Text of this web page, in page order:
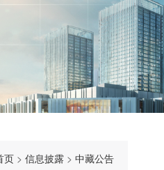
页 > 信息披露 > 中藏公告